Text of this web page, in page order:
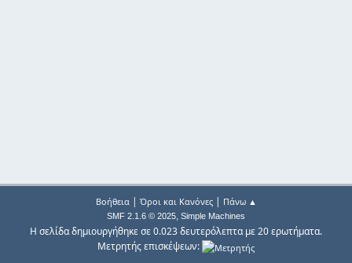
Βοήθεια| Όροι και Κανόνες| Πάνω ▲
SMF 2.1.6 © 2025, Simple Machines
Η σελίδα δημιουργήθηκε σε 0.023 δευτερόλεπτα με 20 ερωτήματα.
Μετρητής επισκέψεων: